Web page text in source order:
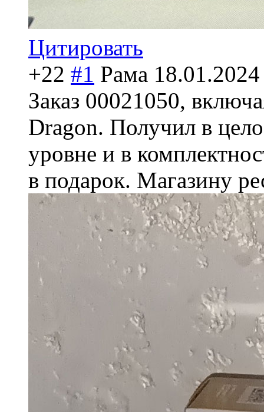
Цитировать
+22 #1 Рама
Заказ 00021050,
Dragon. Получил в
уровне и в
в подарок. Магазину